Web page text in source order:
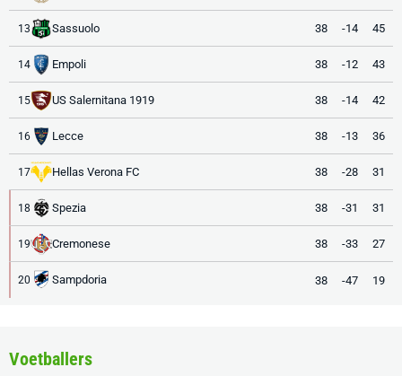
13 Sassuolo 38 -14 45
14 Empoli 38 -12 43
15 US Salernitana 1919 38 -14 42
16 Lecce 38 -13 36
17 Hellas Verona FC 38 -28 31
18 Spezia 38 -31 31
19 Cremonese 38 -33 27
20 Sampdoria 38 -47 19
Voetballers